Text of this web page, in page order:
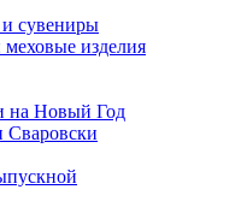
и сувениры
изделия
на Новый Год
Сваровски